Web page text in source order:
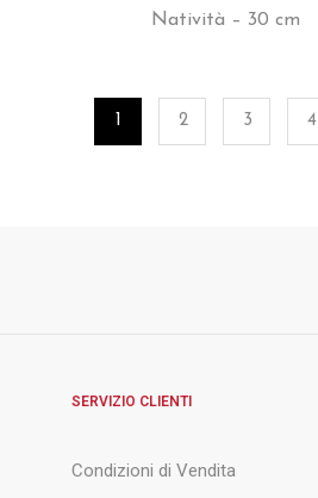
Natività – 30 cm
1 2 3 4
SERVIZIO CLIENTI
Condizioni di Vendita